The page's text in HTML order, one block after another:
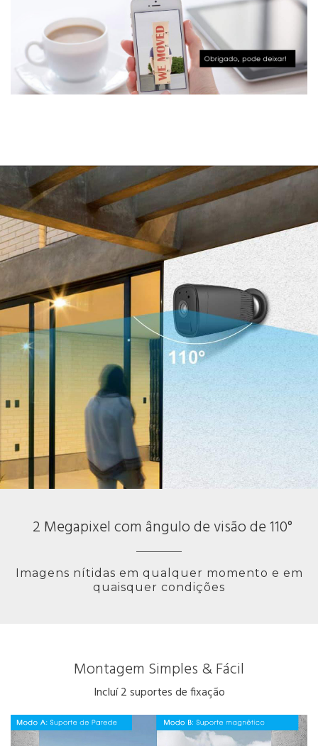
2 Megapixel com ângulo de visão de 110°
Imagens nítidas em qualquer momento e em
quaisquer condições
Montagem Simples & Fácil
Incluí 2 suportes de fixação